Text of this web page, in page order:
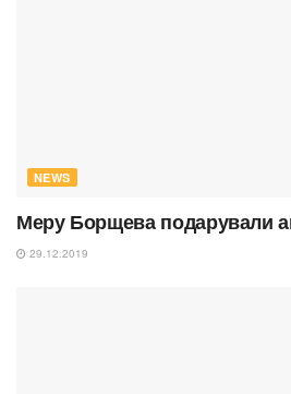
NEWS
Меру Борщева подарували
29.12.2019